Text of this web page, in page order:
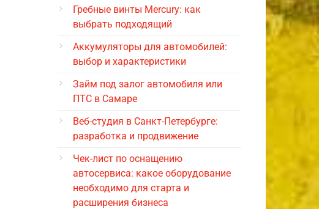
Гребные винты Mercury: как
выбрать подходящий
Аккумуляторы для автомобилей:
выбор и характеристики
Займ под залог автомобиля или
ПТС в Самаре
Веб-студия в Санкт-Петербурге:
разработка и продвижение
Чек-лист по оснащению
автосервиса: какое оборудование
необходимо для старта и
расширения бизнеса